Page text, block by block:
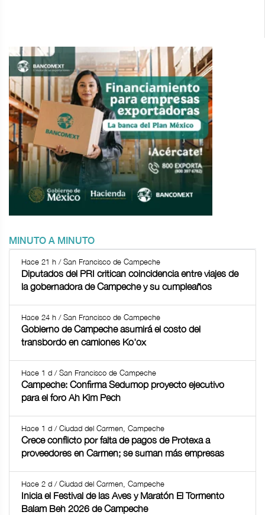
MINUTO A MINUTO
Hace 21 h / San Francisco de Campeche
Diputados del PRI critican coincidencia entre viajes de
la gobernadora de Campeche y su cumpleaños
Hace 24 h / San Francisco de Campeche
Gobierno de Campeche asumirá el costo del
transbordo en camiones Ko'ox
Hace 1 d / San Francisco de Campeche
Campeche: Confirma Sedumop proyecto ejecutivo
para el foro Ah Kim Pech
Hace 1 d / Ciudad del Carmen, Campeche
Crece conflicto por falta de pagos de Protexa a
proveedores en Carmen; se suman más empresas
Hace 2 d / Ciudad del Carmen, Campeche
Inicia el Festival de las Aves y Maratón El Tormento
Balam Beh 2026 de Campeche